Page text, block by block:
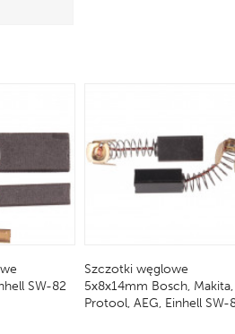
SW-82
Szczotki węglowe
5x8x14mm Bosch, Makita,
Protool, AEG, Einhell SW-